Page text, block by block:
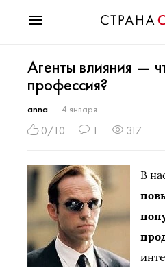
Мода
Звезды
Гороскопы
Здоровье
Хобби
Разное
Праздники
Агенты влияния —
профессия?
anna 4 января
0/10 1 317
В